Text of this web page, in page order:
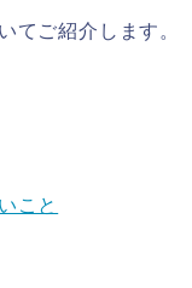
てご紹介します。
こと